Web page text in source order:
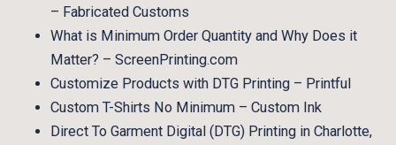
– Fabricated Customs
What is Minimum Order Quantity and Why Does it
Matter? – ScreenPrinting.com
Customize Products with DTG Printing – Printful
Custom T-Shirts No Minimum – Custom Ink
Direct To Garment Digital (DTG) Printing in Charlotte,